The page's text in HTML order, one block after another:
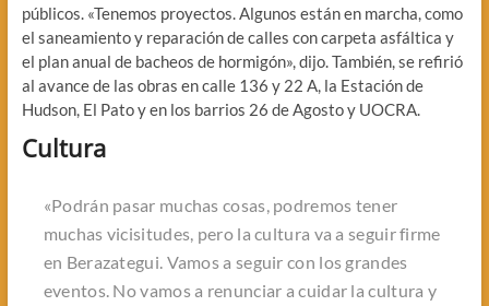
públicos. «Tenemos proyectos. Algunos están en marcha, como
el saneamiento y reparación de calles con carpeta asfáltica y
el plan anual de bacheos de hormigón», dijo. También, se refirió
al avance de las obras en calle 136 y 22 A, la Estación de
Hudson, El Pato y en los barrios 26 de Agosto y UOCRA.
Cultura
«Podrán pasar muchas cosas, podremos tener
muchas vicisitudes, pero la cultura va a seguir firme
en Berazategui. Vamos a seguir con los grandes
eventos. No vamos a renunciar a cuidar la cultura y